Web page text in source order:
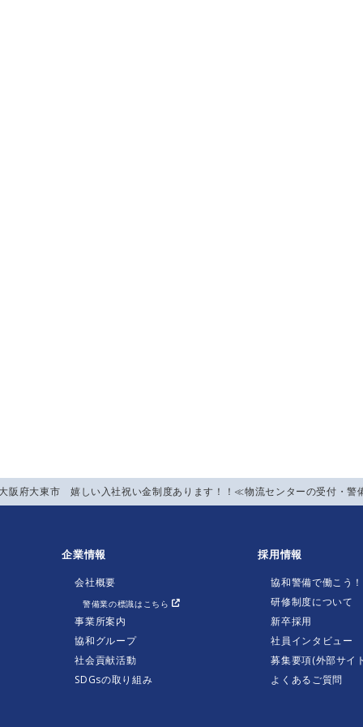
阪府大東市 嬉しい入社祝い金制度あります！！≪物流センターの受付・
企業情報
会社概要
警備業の標識はこちら
事業所案内
協和グループ
社会貢献活動
SDGsの取り組み
採用情報
協和警備で働こう！
研修制度について
新卒採用
社員インタビュー
募集要項(外部サイ
よくあるご質問